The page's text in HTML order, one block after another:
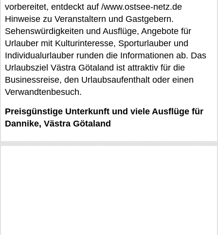
vorbereitet, entdeckt auf /www.ostsee-netz.de
Hinweise zu Veranstaltern und Gastgebern.
Sehenswürdigkeiten und Ausflüge, Angebote für
Urlauber mit Kulturinteresse, Sporturlauber und
Individualurlauber runden die Informationen ab. Das
Urlaubsziel Västra Götaland ist attraktiv für die
Businessreise, den Urlaubsaufenthalt oder einen
Verwandtenbesuch.
Preisgünstige Unterkunft und viele Ausflüge für
Dannike, Västra Götaland